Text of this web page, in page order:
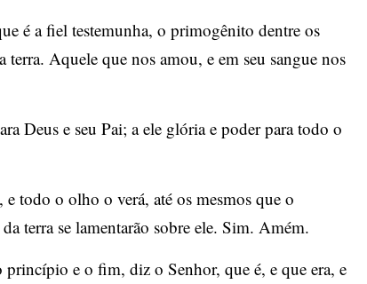
é a fiel testemunha, o primogênito dentre os
Aquele que nos amou, e em seu sangue nos
Deus e seu Pai; a ele glória e poder para todo o
todo o olho o verá, até os mesmos que o
terra se lamentarão sobre ele. Sim. Amém.
e o fim, diz o Senhor, que é, e que era, e